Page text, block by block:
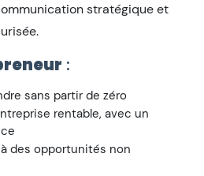
stratégique et
:
sans partir de zéro
rentable, avec un
des opportunités non